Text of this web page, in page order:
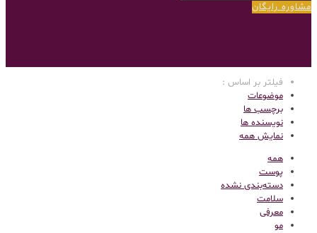
مشاوره رایگان
فیلتر بر اساس :
موضوعات
برچسب ها
نویسنده ها
نمایش همه
همه
پوست
دسته‌بندی نشده
سلامت
معرفی
مو